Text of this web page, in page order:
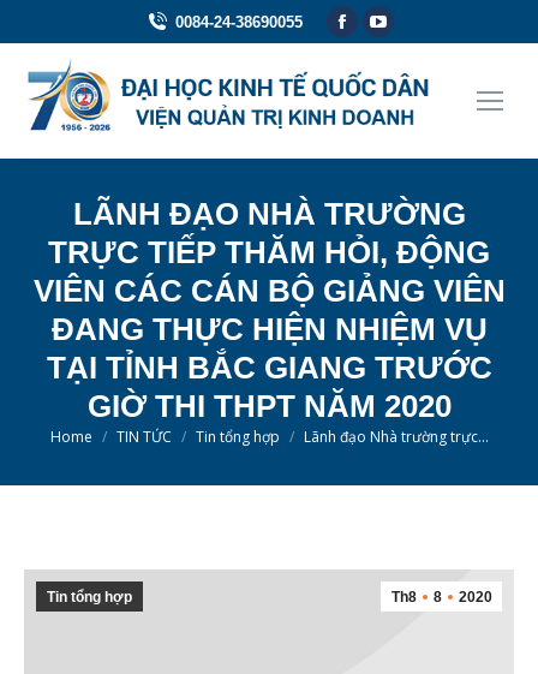
0084-24-38690055
Facebook
opens
in
YouTube
opens
in
LÃNH ĐẠO NHÀ TRƯỜNG
TRỰC TIẾP THĂM HỎI, ĐỘNG
VIÊN CÁC CÁN BỘ GIẢNG VIÊN
ĐANG THỰC HIỆN NHIỆM VỤ
TẠI TỈNH BẮC GIANG TRƯỚC
GIỜ THI THPT NĂM 2020
You are here:
Home TIN TỨC Tin tổng hợp Lãnh đạo Nhà trường trực…
Th8 8 2020
Tin tổng hợp